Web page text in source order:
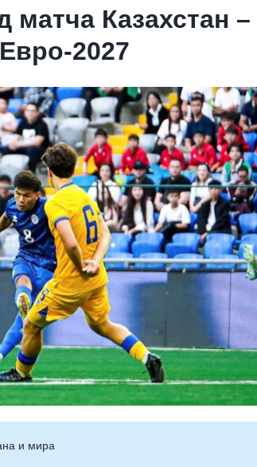
Казахстан –
2027
и мира